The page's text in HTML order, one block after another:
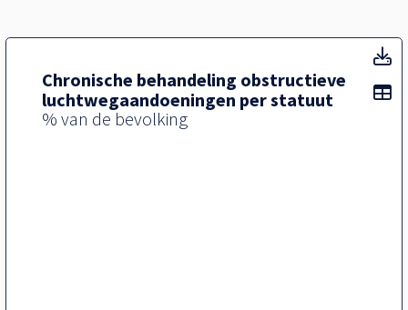
Chronische behandeling obstructieve
luchtwegaandoeningen per statuut
% van de bevolking